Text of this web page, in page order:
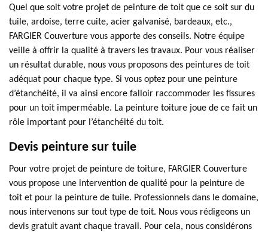
Quel que soit votre projet de peinture de toit que ce soit sur du
tuile, ardoise, terre cuite, acier galvanisé, bardeaux, etc.,
FARGIER Couverture vous apporte des conseils. Notre équipe
veille à offrir la qualité à travers les travaux. Pour vous réaliser
un résultat durable, nous vous proposons des peintures de toit
adéquat pour chaque type. Si vous optez pour une peinture
d’étanchéité, il va ainsi encore falloir raccommoder les fissures
pour un toit imperméable. La peinture toiture joue de ce fait un
rôle important pour l’étanchéité du toit.
Devis peinture sur tuile
Pour votre projet de peinture de toiture, FARGIER Couverture
vous propose une intervention de qualité pour la peinture de
toit et pour la peinture de tuile. Professionnels dans le domaine,
nous intervenons sur tout type de toit. Nous vous rédigeons un
devis gratuit avant chaque travail. Pour cela, nous considérons